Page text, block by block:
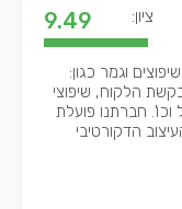
ציון: 9.49
וגמר כגון:
הלקוח, שיפוצי
חברתנו פועלת
העיצוב הדקורטיבי